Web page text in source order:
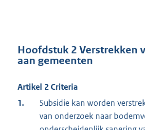
Hoofdstuk 2 Verstrekken
aan gemeenten
Artikel 2 Criteria
1.
Subsidie kan worden
van onderzoek naar